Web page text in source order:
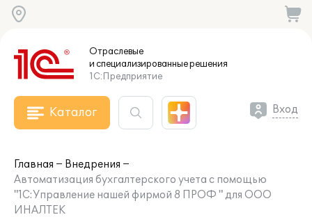
Отраслевые
и специализированныерешения
1С:Предприятие
Каталог Вход
Главная
Внедрения
Автоматизация бухгалтерского учета с помощью
"1С:Управление нашей фирмой 8 ПРОФ " для ООО
ИНАЛТЕК